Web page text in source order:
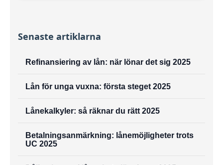
Senaste artiklarna
Refinansiering av lån: när lönar det sig 2025
Lån för unga vuxna: första steget 2025
Lånekalkyler: så räknar du rätt 2025
Betalningsanmärkning: lånemöjligheter trots
UC 2025